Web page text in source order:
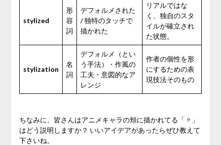
stylized
形
容
詞
デフォルメされた
/ 独特のタッチで
描かれた
リアルではな
く、独自のスタ
イルが確立され
た状態。
stylization
名
詞
デフォルメ（とい
う手法）・作風の
工夫・意図的なア
レンジ
作者の個性を形
にするための表
現技法そのもの
ちなみに、皆さんはアニメキャラの頬に描かれてる「〃」
はどう説明しますか？ いいアイデアがあったらぜひ教えて
下さいね。